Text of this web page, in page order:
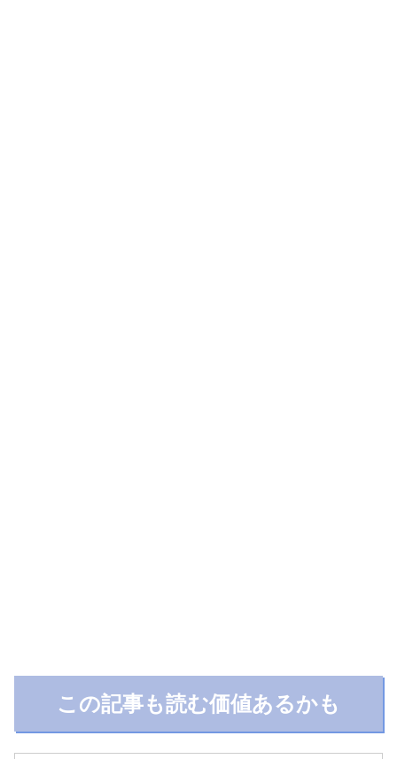
この記事も読む価値あるかも